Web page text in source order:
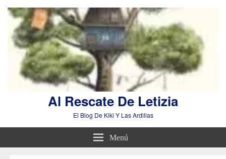
Al Rescate De Letizia
El Blog De Kiki Y Las Ardillas
Menú